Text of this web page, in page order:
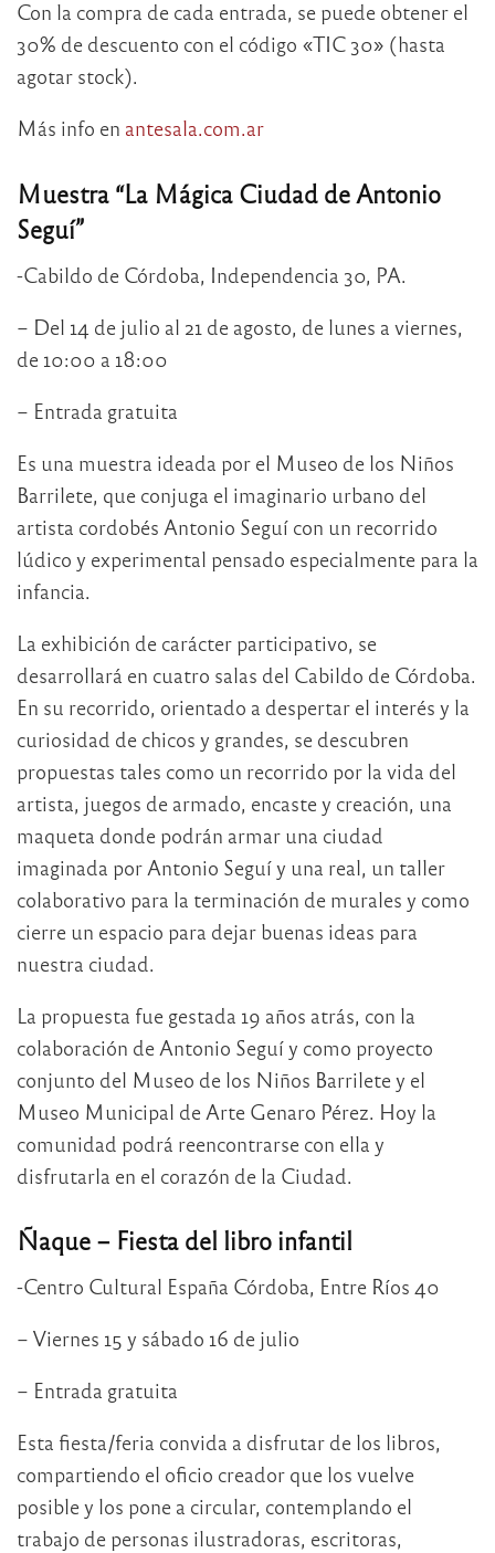
Con la compra de cada entrada, se puede obtener el
30% de descuento con el código «TIC 30» (hasta
agotar stock).
Más info en antesala.com.ar
Muestra “La Mágica Ciudad de Antonio
Seguí”
-Cabildo de Córdoba, Independencia 30, PA.
– Del 14 de julio al 21 de agosto, de lunes a viernes,
de 10:00 a 18:00
– Entrada gratuita
Es una muestra ideada por el Museo de los Niños
Barrilete, que conjuga el imaginario urbano del
artista cordobés Antonio Seguí con un recorrido
lúdico y experimental pensado especialmente para la
infancia.
La exhibición de carácter participativo, se
desarrollará en cuatro salas del Cabildo de Córdoba.
En su recorrido, orientado a despertar el interés y la
curiosidad de chicos y grandes, se descubren
propuestas tales como un recorrido por la vida del
artista, juegos de armado, encaste y creación, una
maqueta donde podrán armar una ciudad
imaginada por Antonio Seguí y una real, un taller
colaborativo para la terminación de murales y como
cierre un espacio para dejar buenas ideas para
nuestra ciudad.
La propuesta fue gestada 19 años atrás, con la
colaboración de Antonio Seguí y como proyecto
conjunto del Museo de los Niños Barrilete y el
Museo Municipal de Arte Genaro Pérez. Hoy la
comunidad podrá reencontrarse con ella y
disfrutarla en el corazón de la Ciudad.
Ñaque – Fiesta del libro infantil
-Centro Cultural España Córdoba, Entre Ríos 40
– Viernes 15 y sábado 16 de julio
– Entrada gratuita
Esta fiesta/feria convida a disfrutar de los libros,
compartiendo el oficio creador que los vuelve
posible y los pone a circular, contemplando el
trabajo de personas ilustradoras, escritoras,